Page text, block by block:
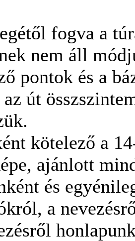
fogva a
nem áll
pontok és a
az út
kötelező a
ajánlott
és
a